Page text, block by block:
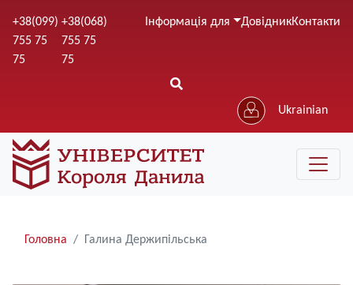
до
+38(099)
755 75
75
+38(068)
755 75
75
Інформація для ДовідникКонтакти
Ukrainian
Рядки
Головна Галина Держипільська